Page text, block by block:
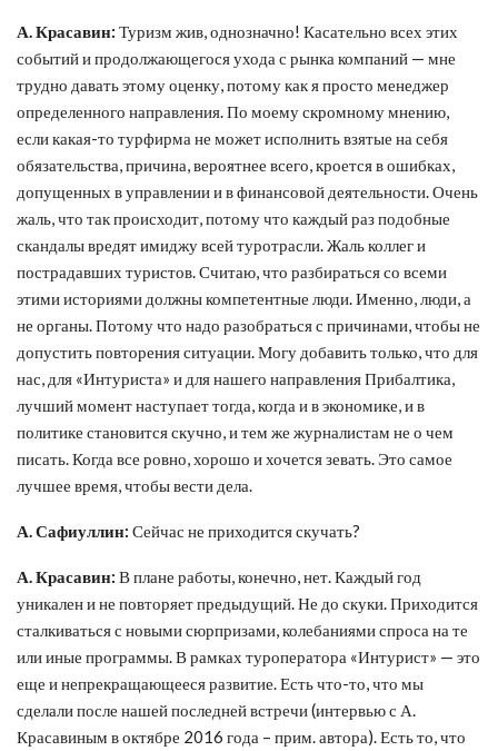
А. Красавин: Туризм жив, однозначно! Касательно всех этих
событий и продолжающегося ухода с рынка компаний — мне
трудно давать этому оценку, потому как я просто менеджер
определенного направления. По моему скромному мнению,
если какая-то турфирма не может исполнить взятые на себя
обязательства, причина, вероятнее всего, кроется в ошибках,
допущенных в управлении и в финансовой деятельности. Очень
жаль, что так происходит, потому что каждый раз подобные
скандалы вредят имиджу всей туротрасли. Жаль коллег и
пострадавших туристов. Считаю, что разбираться со всеми
этими историями должны компетентные люди. Именно, люди, а
не органы. Потому что надо разобраться с причинами, чтобы не
допустить повторения ситуации. Могу добавить только, что для
нас, для «Интуриста» и для нашего направления Прибалтика,
лучший момент наступает тогда, когда и в экономике, и в
политике становится скучно, и тем же журналистам не о чем
писать. Когда все ровно, хорошо и хочется зевать. Это самое
лучшее время, чтобы вести дела.
А. Сафиуллин: Сейчас не приходится скучать?
А. Красавин: В плане работы, конечно, нет. Каждый год
уникален и не повторяет предыдущий. Не до скуки. Приходится
сталкиваться с новыми сюрпризами, колебаниями спроса на те
или иные программы. В рамках туроператора «Интурист» — это
еще и непрекращающееся развитие. Есть что-то, что мы
сделали после нашей последней встречи (интервью с А.
Красавиным в октябре 2016 года – прим. автора). Есть то, что